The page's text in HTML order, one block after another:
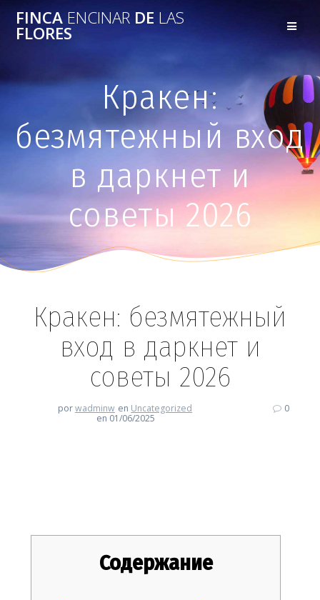
FINCAENCINAR DE LAS
FLORES
Кракен:
безмятежный вход
в даркнет и
советы 2026
Кракен: безмятежный
вход в даркнет и
советы 2026
porwadminw en Uncategorized
en 01/06/2025
0
Содержание